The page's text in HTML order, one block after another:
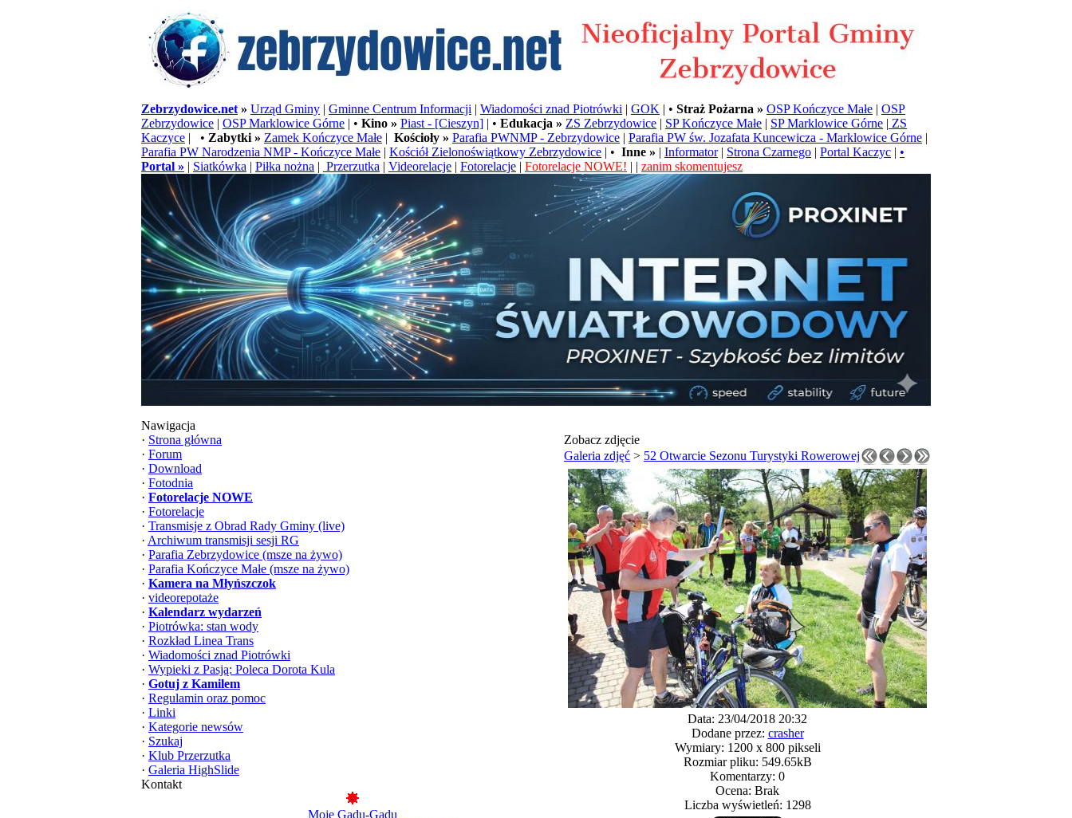
Zebrzydowice.net » Urząd Gminy | Gminne Centrum Informacji | Wiadomości znad Piotrówki | GOK | • Straż Pożarna » OSP Kończyce Małe | OSP
Zebrzydowice | OSP Marklowice Górne | • Kino » Piast - [Cieszyn] | • Edukacja » ZS Zebrzydowice | SP Kończyce Małe | SP Marklowice Górne | ZS
Kaczyce | • Zabytki » Zamek Kończyce Małe | Kościoły » Parafia PWNMP - Zebrzydowice | Parafia PW św. Jozafata Kuncewicza - Marklowice Górne |
Parafia PW Narodzenia NMP - Kończyce Małe | Kościół Zielonoświątkowy Zebrzydowice | • Inne » | Informator| Strona Czarnego | Portal Kaczyc | •
Portal » | Siatkówka | Piłka nożna | Przerzutka | Videorelacje | Fotorelacje | Fotorelacje NOWE! | | zanim skomentujesz
Nawigacja
· Strona główna
· Forum
· Download
· Fotodnia
· Fotorelacje NOWE
· Fotorelacje
· Transmisje z Obrad Rady Gminy (live)
· Archiwum transmisji sesji RG
· Parafia Zebrzydowice (msze na żywo)
· Parafia Kończyce Małe (msze na żywo)
· Kamera na Młyńszczok
· videorepotaże
· Kalendarz wydarzeń
· Piotrówka: stan wody
· Rozkład Linea Trans
· Wiadomości znad Piotrówki
· Wypieki z Pasją: Poleca Dorota Kula
· Gotuj z Kamilem
· Regulamin oraz pomoc
· Linki
· Kategorie newsów
· Szukaj
· Klub Przerzutka
· Galeria HighSlide
Kontakt
Moje Gadu-Gadu
Zobacz zdjęcie
Galeria zdjęć > 52 Otwarcie Sezonu Turystyki Rowerowej
Data: 23/04/2018 20:32
Dodane przez: crasher
Wymiary: 1200 x 800 pikseli
Rozmiar pliku: 549.65kB
Komentarzy: 0
Ocena: Brak
Liczba wyświetleń: 1298